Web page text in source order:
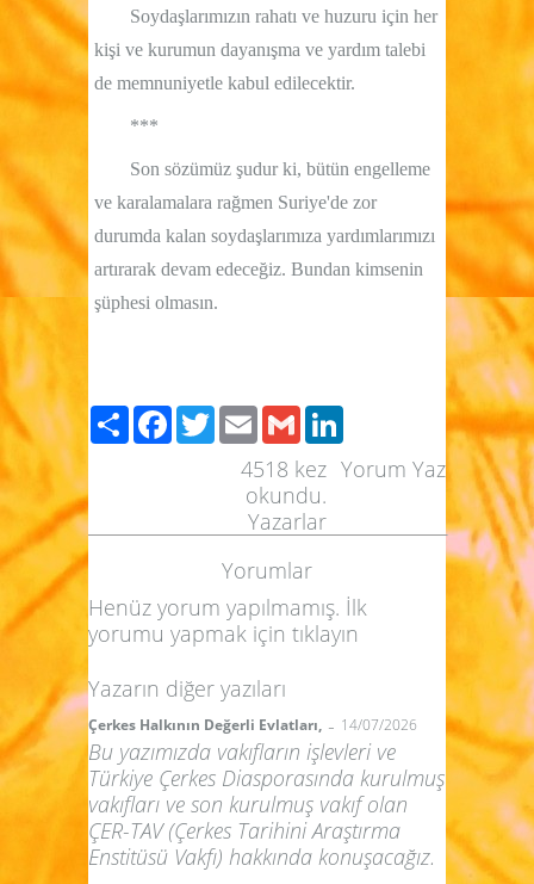
Soydaşlarımızın rahatı ve huzuru için her
kişi ve kurumun dayanışma ve yardım talebi
de memnuniyetle kabul edilecektir.
***
Son sözümüz şudur ki, bütün engelleme
ve karalamalara rağmen Suriye'de zor
durumda kalan soydaşlarımıza yardımlarımızı
artırarak devam edeceğiz. Bundan kimsenin
şüphesi olmasın.
PaylaşFacebook
TwitterEmailGmail
Yorum Yaz
4518 kez
okundu.
Yazarlar
Yorumlar
Henüz yorum yapılmamış. İlk
yorumu yapmak için tıklayın
Yazarın diğer yazıları
Çerkes Halkının Değerli Evlatları, - 14/07/2026
Bu yazımızda vakıfların işlevleri ve
Türkiye Çerkes Diasporasında kurulmuş
vakıfları ve son kurulmuş vakıf olan
ÇER-TAV (Çerkes Tarihini Araştırma
Enstitüsü Vakfı) hakkında konuşacağız.